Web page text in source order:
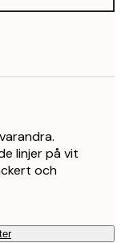
linjer på vit
och